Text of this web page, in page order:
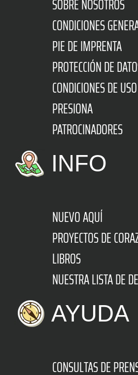
CONDICIONES
PIE DE IMPRENTA
PROTECCIÓN DE
CONDICIONES DE USO
PRESIONA
PATROCINADORES
INFO
NUEVO AQUÍ
PROYECTOS DE
LIBROS
NUESTRA LISTA DE
AYUDA
CONSULTAS DE